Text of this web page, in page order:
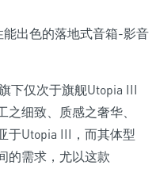
下仅次于旗舰Utopia III
细致、质感之奢华、
于Utopia III，而其体型
的需求，尤以这款